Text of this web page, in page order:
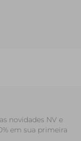
novidades NV e
em sua primeira